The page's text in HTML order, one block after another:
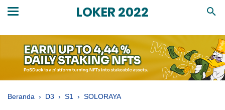
LOKER 2022
Beranda › D3 › S1 › SOLORAYA